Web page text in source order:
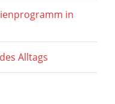
in
Alltags